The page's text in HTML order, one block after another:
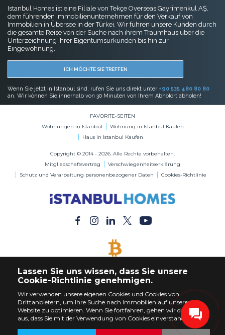
Istanbul Homes ist eine Filiale von Tekçe Overseas Gayrimenkul AŞ,
dem führenden Immobilienunternehmen für den Verkauf von
Immobilien in Übersee in der Türkei. Wir führen unsere Kunden durch
die gesamte Reise von der Suche nach ihrem Traumhaus über die
Unterzeichnung ihrer Eigentumsurkunden bis hin zur
Eingewöhnung.
ICH MÖCHTE SIE TREFFEN
Wenn Sie jetzt in Istanbul sind, rufen Sie uns direkt unter +90 535 480 80 80
an. Wir können Sie innerhalb von 30 Minuten von Ihrem Abholort abholen!
FAVORITE-SEITEN
Wohnungen in Istanbul
Wohnung in Istanbul Kaufen
Haus in Istanbul Kaufen
Copyright © 2014 - 2026. Alle Rechte vorbehalten.
Mitgliedschaftsvertrag
Verschwiegenheitserklärung
Schutz und Verarbeitung personenbezogener Daten
Cookies-Richtlinie
Kaufen Sie jede Immobilie mit Bitcoin-Zahlung
Lassen Sie uns wissen, dass Sie unsere
Cookie-Richtlinie genehmigen.
Wir verwenden unsere eigenen Cookies und Cookies von
Drittanbietern, um Ihre Suche nach Immobilien auf unserer
Website zu optimieren. Wenn Sie fortfahren, gehen wir davon
aus, dass Sie mit der Verwendung von Cookies einverstanden sind.